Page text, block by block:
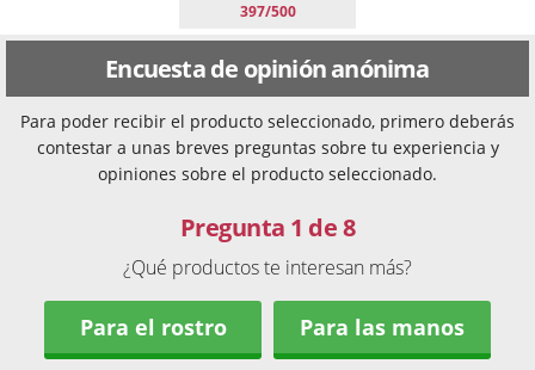
397/500
Encuesta de opinión anónima
Para poder recibir el producto seleccionado, primero deberás
contestar a unas breves preguntas sobre tu experiencia y
opiniones sobre el producto seleccionado.
Pregunta 1 de 8
¿Qué productos te interesan más?
Para el rostro Para las manos